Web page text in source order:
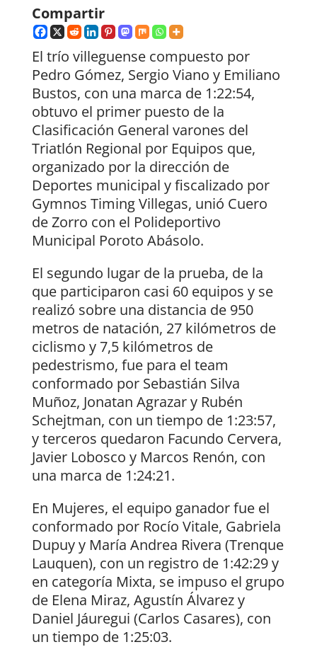
Compartir
El trío villeguense compuesto por
Pedro Gómez, Sergio Viano y Emiliano
Bustos, con una marca de 1:22:54,
obtuvo el primer puesto de la
Clasificación General varones del
Triatlón Regional por Equipos que,
organizado por la dirección de
Deportes municipal y fiscalizado por
Gymnos Timing Villegas, unió Cuero
de Zorro con el Polideportivo
Municipal Poroto Abásolo.
El segundo lugar de la prueba, de la
que participaron casi 60 equipos y se
realizó sobre una distancia de 950
metros de natación, 27 kilómetros de
ciclismo y 7,5 kilómetros de
pedestrismo, fue para el team
conformado por Sebastián Silva
Muñoz, Jonatan Agrazar y Rubén
Schejtman, con un tiempo de 1:23:57,
y terceros quedaron Facundo Cervera,
Javier Lobosco y Marcos Renón, con
una marca de 1:24:21.
En Mujeres, el equipo ganador fue el
conformado por Rocío Vitale, Gabriela
Dupuy y María Andrea Rivera (Trenque
Lauquen), con un registro de 1:42:29 y
en categoría Mixta, se impuso el grupo
de Elena Miraz, Agustín Álvarez y
Daniel Jáuregui (Carlos Casares), con
un tiempo de 1:25:03.